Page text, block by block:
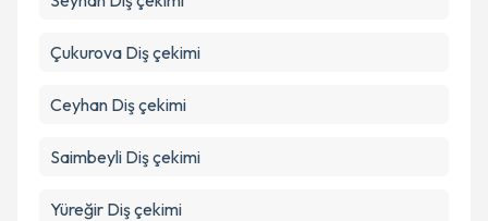
Çukurova Diş çekimi
Ceyhan Diş çekimi
Saimbeyli Diş çekimi
Yüreğir Diş çekimi